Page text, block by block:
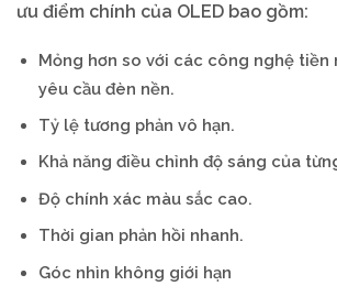
ưu điểm chính của OLED bao gồm:
Mỏng hơn so với các công nghệ tiền
yêu cầu đèn nền.
Tỷ lệ tương phản vô hạn.
Khả năng điều chỉnh độ sáng của
Độ chính xác màu sắc cao.
Thời gian phản hồi nhanh.
Góc nhìn không giới hạn